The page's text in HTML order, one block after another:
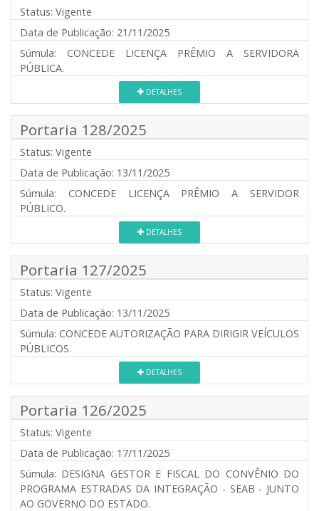
Status: Vigente
Data de Publicação: 21/11/2025
Súmula: CONCEDE LICENÇA PRÊMIO A SERVIDORA
PÚBLICA.
DETALHES
Portaria 128/2025
Status: Vigente
Data de Publicação: 13/11/2025
Súmula: CONCEDE LICENÇA PRÊMIO A SERVIDOR
PÚBLICO.
DETALHES
Portaria 127/2025
Status: Vigente
Data de Publicação: 13/11/2025
Súmula: CONCEDE AUTORIZAÇÃO PARA DIRIGIR VEÍCULOS
PÚBLICOS.
DETALHES
Portaria 126/2025
Status: Vigente
Data de Publicação: 17/11/2025
Súmula: DESIGNA GESTOR E FISCAL DO CONVÊNIO DO
PROGRAMA ESTRADAS DA INTEGRAÇÃO - SEAB - JUNTO
AO GOVERNO DO ESTADO.